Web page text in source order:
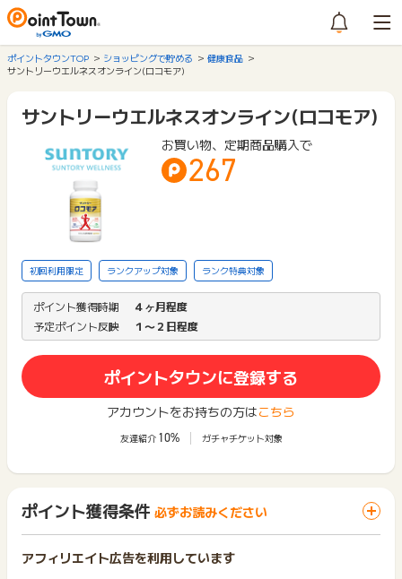
ポイントタウンTOP ショッピングで貯める
健康食品
サントリーウエルネスオンライン(ロコモア)
サントリーウエルネスオンライン(ロコモア)
お買い物、定期商品購入で
267
初回利用限定 ランクアップ対象 ランク特典対象
ポイント獲得時期
４ヶ月程度
予定ポイント反映
１〜２日程度
ポイントタウンに登録する
アカウントをお持ちの方はこちら
友達紹介 10% ガチャチケット対象
ポイント獲得条件 必ずお読みください
アフィリエイト広告を利用しています